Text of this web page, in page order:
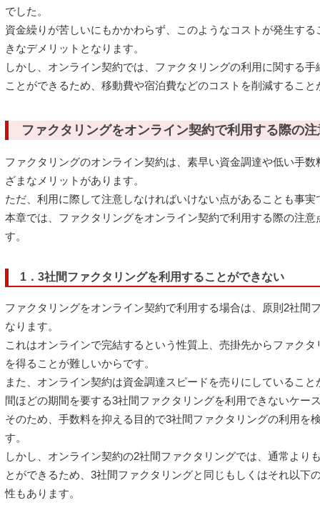
でした。
資金繰りが苦しいにもかかわらず、このようなコストが発生す
きなデメリットとなります。
しかし、オンライン契約では、ファクタリングの利用に関する
ことができるため、移動費や宿泊費などのコストを削減すること
ファクタリングをオンライン契約で利用する際の注
ファクタリングのオンライン契約は、素早い資金調達や低い手
ざまなメリットがあります。
ただ、利用に際して注意しなければいけない点があることも事実
本章では、ファクタリングをオンライン契約で利用する際の注
す。
1．3社間ファクタリングを利用することができない
ファクタリングをオンライン契約で利用する場合は、原則2社間
なります。
これはオンラインで完結するという性質上、売掛先からファク
を得ることが難しいからです。
また、オンライン契約は資金調達スピードを売りにしているこ
間ほどの期間を要する3社間ファクタリングを利用できないケー
そのため、手数料を抑える目的で3社間ファクタリングの利用を
す。
しかし、オンライン契約の2社間ファクタリングでは、通常より
とができるため、3社間ファクタリングと同じもしくはそれ以下
性もあります。